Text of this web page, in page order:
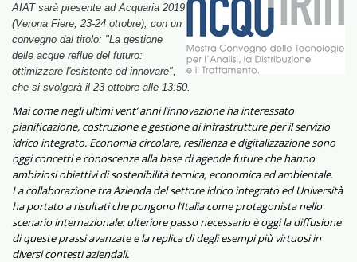
AIAT sarà presente ad Acquaria 2019
(Verona Fiere, 23-24 ottobre), con un
convegno dal titolo: "La gestione
delle acque reflue del futuro:
ottimizzare l'esistente ed innovare",
che si svolgerà il 23 ottobre alle 13:50.
Mai come negli ultimi vent’ anni l’innovazione ha interessato
pianificazione, costruzione e gestione di infrastrutture per il servizio
idrico integrato. Economia circolare, resilienza e digitalizzazione sono
oggi concetti e conoscenze alla base di agende future che hanno
ambiziosi obiettivi di sostenibilità tecnica, economica ed ambientale.
La collaborazione tra Azienda del settore idrico integrato ed Università
ha portato a risultati che pongono l’Italia come protagonista nello
scenario internazionale: ulteriore passo necessario è oggi la diffusione
di queste prassi avanzate e la replica di degli esempi più virtuosi in
diversi contesti aziendali.